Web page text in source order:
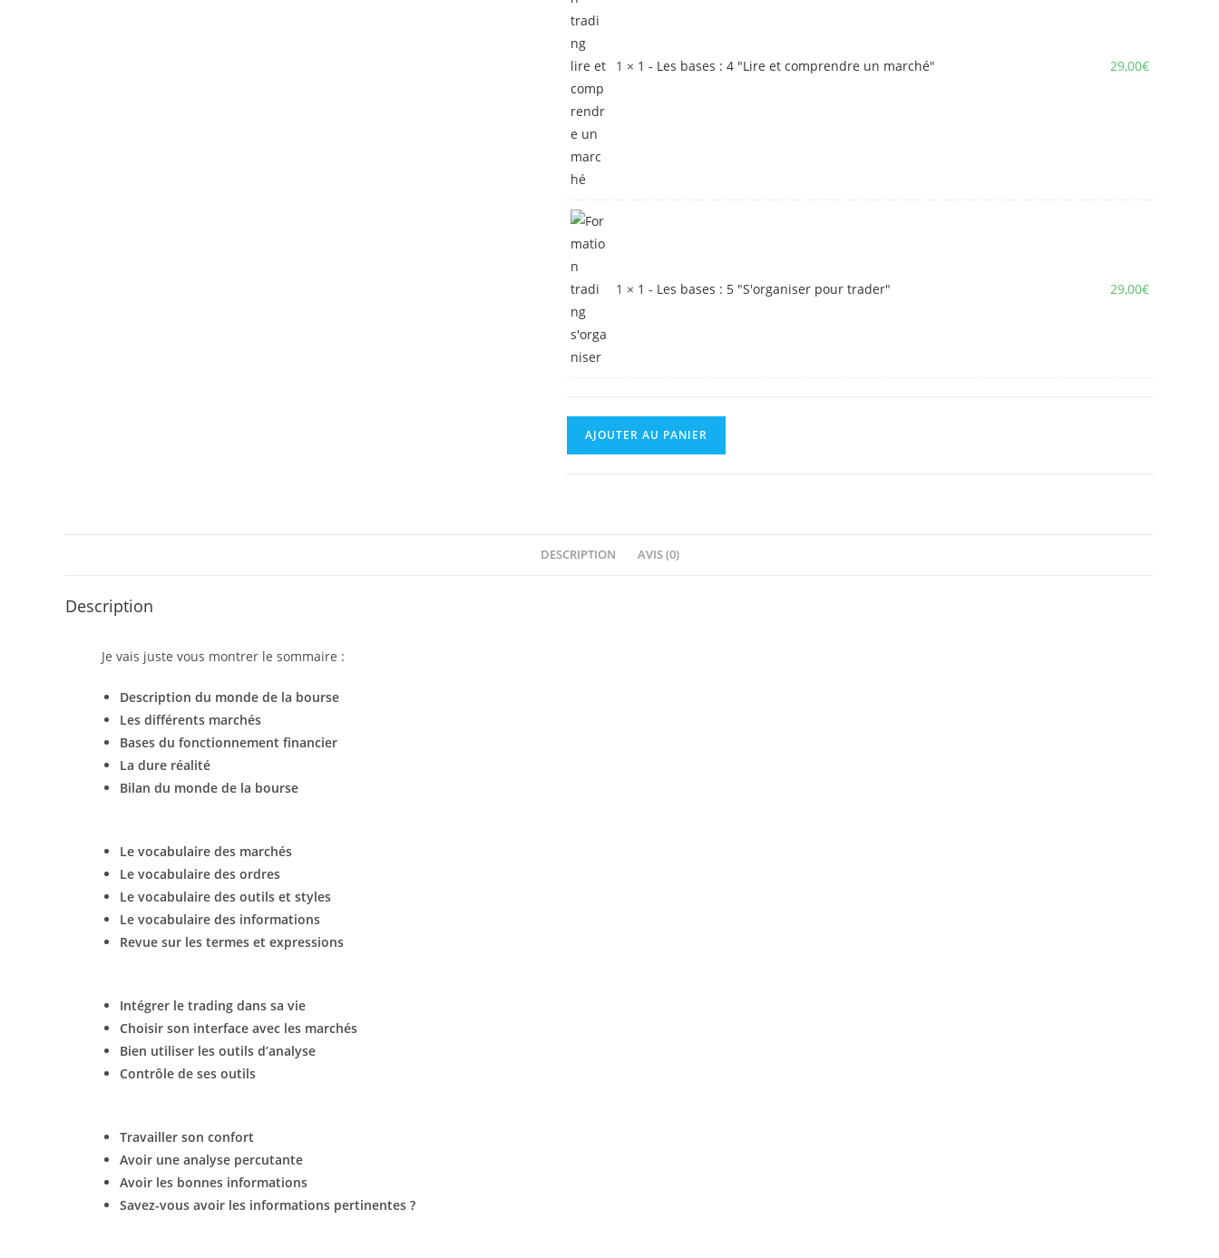
1 × 1 - Les bases : 4 "Lire et comprendre un marché" 29,00€
1 × 1 - Les bases : 5 "S'organiser pour trader" 29,00€
AJOUTER AU PANIER
DESCRIPTION AVIS (0)
Description
Je vais juste vous montrer le sommaire :
Description du monde de la bourse
Les différents marchés
Bases du fonctionnement financier
La dure réalité
Bilan du monde de la bourse
Le vocabulaire des marchés
Le vocabulaire des ordres
Le vocabulaire des outils et styles
Le vocabulaire des informations
Revue sur les termes et expressions
Intégrer le trading dans sa vie
Choisir son interface avec les marchés
Bien utiliser les outils d’analyse
Contrôle de ses outils
Travailler son confort
Avoir une analyse percutante
Avoir les bonnes informations
Savez-vous avoir les informations pertinentes ?